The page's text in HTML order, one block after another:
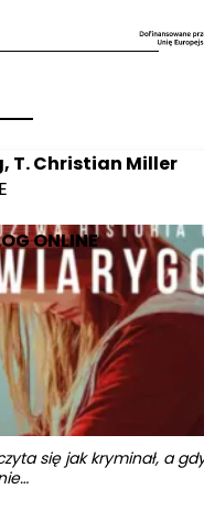
ONLINE
się jak kryminał, a
T. Christian Miller